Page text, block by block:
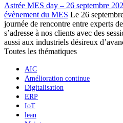
Astrée MES day – 26 septembre
évènement du MES Le 26
journée de rencontre entre experts
s’adresse à nos clients avec des
aussi aux industriels désireux
Toutes les thématiques
AIC
Amélioration continue
Digitalisation
ERP
IoT
lean